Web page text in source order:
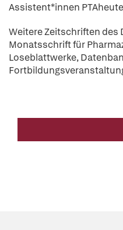
Assistent*innen
Weitere Zeitschriften des
Monatsschrift für
Loseblattwerke,